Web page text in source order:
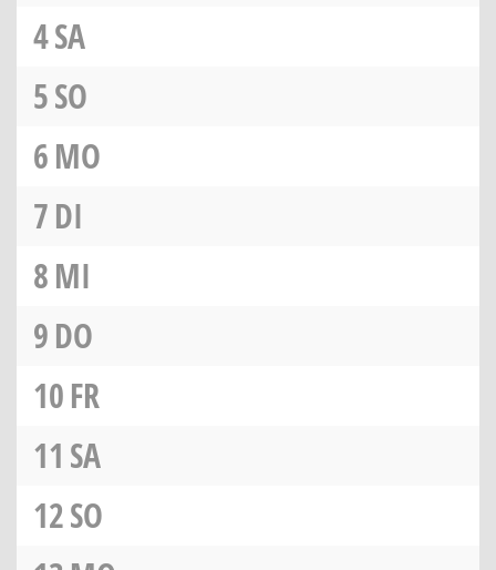
4SA
5SO
6MO
7DI
8MI
9DO
10FR
11 SA
12SO